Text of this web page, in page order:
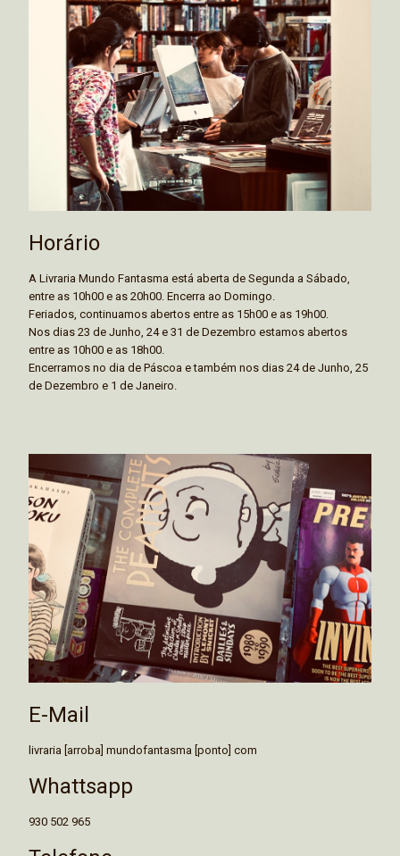
Horário
A Livraria Mundo Fantasma está aberta de Segunda a Sábado,
entre as 10h00 e as 20h00. Encerra ao Domingo.
Feriados, continuamos abertos entre as 15h00 e as 19h00.
Nos dias 23 de Junho, 24 e 31 de Dezembro estamos abertos
entre as 10h00 e as 18h00.
Encerramos no dia de Páscoa e também nos dias 24 de Junho, 25
de Dezembro e 1 de Janeiro.
E-Mail
livraria [arroba] mundofantasma [ponto] com
Whattsapp
930 502 965